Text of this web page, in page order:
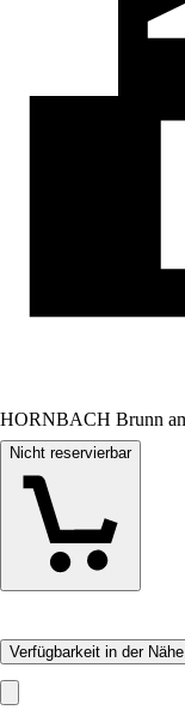
HORNBACH Brunn
Nicht reservierbar
Verfügbarkeit in der